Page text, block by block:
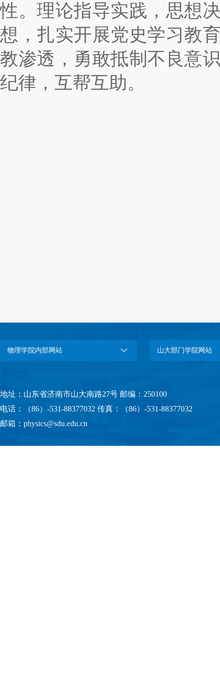
性。理论指导实践，思想
想，扎实开展党史学习教
教渗透，勇敢抵制不良意
纪律，互帮互助。
物理学院内部网站 山大部门学院网站
地址：山东省济南市山大南路27号 邮编：250100
电话：（86）-531-88377032 传真：（86）-531-88377032
邮箱：physics@sdu.edu.cn